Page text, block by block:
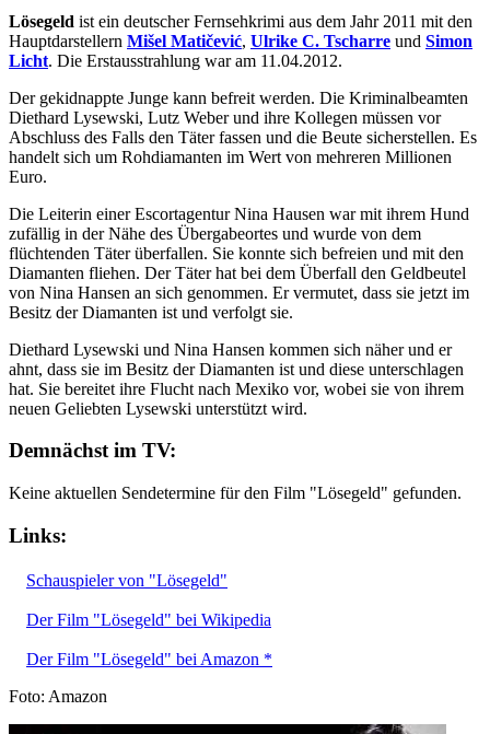
Lösegeld ist ein deutscher Fernsehkrimi aus dem Jahr 2011 mit den
Hauptdarstellern Mišel Matičević, Ulrike C. Tscharre und Simon
Licht. Die Erstausstrahlung war am 11.04.2012.
Der gekidnappte Junge kann befreit werden. Die Kriminalbeamten
Diethard Lysewski, Lutz Weber und ihre Kollegen müssen vor
Abschluss des Falls den Täter fassen und die Beute sicherstellen. Es
handelt sich um Rohdiamanten im Wert von mehreren Millionen
Euro.
Die Leiterin einer Escortagentur Nina Hausen war mit ihrem Hund
zufällig in der Nähe des Übergabeortes und wurde von dem
flüchtenden Täter überfallen. Sie konnte sich befreien und mit den
Diamanten fliehen. Der Täter hat bei dem Überfall den Geldbeutel
von Nina Hansen an sich genommen. Er vermutet, dass sie jetzt im
Besitz der Diamanten ist und verfolgt sie.
Diethard Lysewski und Nina Hansen kommen sich näher und er
ahnt, dass sie im Besitz der Diamanten ist und diese unterschlagen
hat. Sie bereitet ihre Flucht nach Mexiko vor, wobei sie von ihrem
neuen Geliebten Lysewski unterstützt wird.
Demnächst im TV:
Keine aktuellen Sendetermine für den Film "Lösegeld" gefunden.
Links:
Schauspieler von "Lösegeld"
Der Film "Lösegeld" bei Wikipedia
Der Film "Lösegeld" bei Amazon *
Foto: Amazon